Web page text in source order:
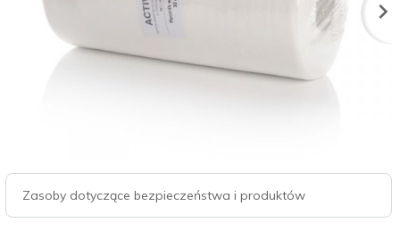
Zasoby dotyczące bezpieczeństwa i produktów